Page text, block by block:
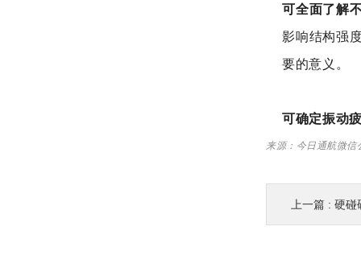
可全面了解
影响结构强
要的意义。
可确定振动
来源：今日通航微
上一篇 : 硬碰